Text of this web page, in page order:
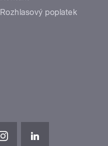
Rozhlasový poplatek